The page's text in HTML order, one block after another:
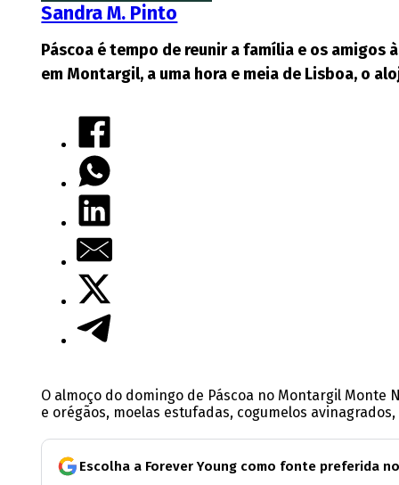
Sandra M. Pinto
Páscoa é tempo de reunir a família e os
em Montargil, a uma hora e meia de Lisboa, o
O almoço do domingo de Páscoa no Montargil
e orégãos, moelas estufadas, cogumelos
Escolha a Forever Young como fonte preferida